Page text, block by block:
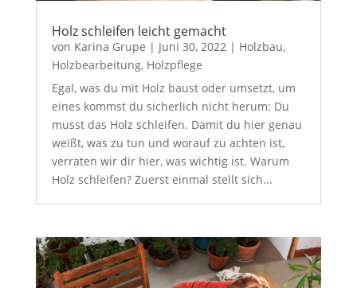
Holz schleifen leicht gemacht
von Karina Grupe | Juni 30, 2022 | Holzbau,
Holzbearbeitung, Holzpflege
Egal, was du mit Holz baust oder umsetzt, um
eines kommst du sicherlich nicht herum: Du
musst das Holz schleifen. Damit du hier genau
weißt, was zu tun und worauf zu achten ist,
verraten wir dir hier, was wichtig ist. Warum
Holz schleifen? Zuerst einmal stellt sich...